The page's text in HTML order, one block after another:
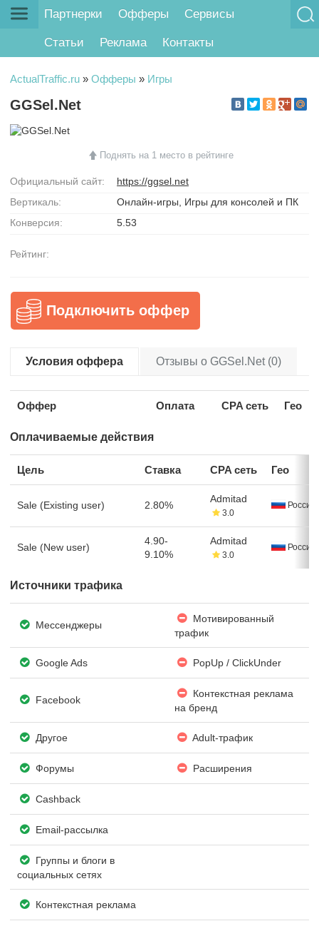
Партнерки Офферы Сервисы
Статьи Реклама Контакты
ActualTraffic.ru » Офферы » Игры
GGSel.Net
Поднять на 1 место в рейтинге
Официальный сайт:
https://ggsel.net
Вертикаль:
Онлайн-игры, Игры для консолей и ПК
Конверсия:
5.53
Рейтинг:
Подключить оффер
Условия оффера Отзывы о GGSel.Net (0)
Оффер Оплата CPA сеть Гео
Оплачиваемые действия
Цель Ставка CPA сеть Гео
Sale (Existing user) 2.80%
Admitad
3.0
Россия
Sale (New user)
4.90-
9.10%
Admitad
3.0
Россия
Источники трафика
Мессенджеры
Мотивированный
трафик
Google Ads PopUp / ClickUnder
Facebook
Контекстная реклама
на бренд
Другое Adult-трафик
Форумы Расширения
Cashback
Email-рассылка
Группы и блоги в
социальных сетях
Контекстная реклама